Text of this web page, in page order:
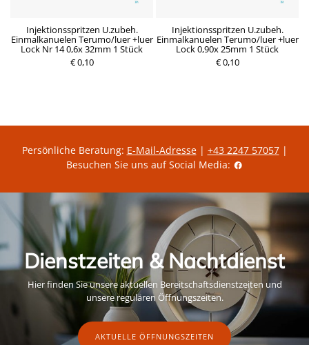
Injektionsspritzen U.zubeh.
Einmalkanuelen Terumo/luer +luer
Lock Nr 14 0,6x 32mm 1 Stück
€ 0,10
Injektionsspritzen U.zubeh.
Einmalkanuelen Terumo/luer +luer
Lock 0,90x 25mm 1 Stück
€ 0,10
e
P
e
g
l
i
A
n
s
p
r
e
i
Persönliche Beratung: E-Mail-Adresse| +43 2247 57057|
Besuchen Sie uns auf Social Media:
Dienstzeiten & Nachtdienst
Hier finden Sie unsere aktuellen Bereitschaftsdienstzeiten und
unsere regulären Öffnungszeiten.
AKTUELLE ÖFFNUNGSZEITEN